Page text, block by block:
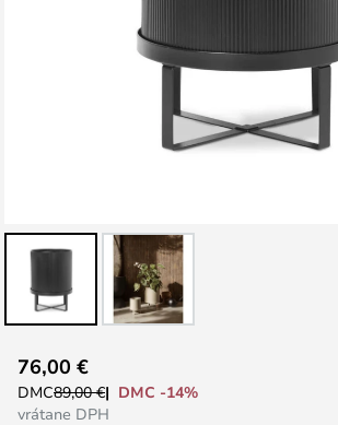
na
začiatok
76,00 €
DMC89,00 €
DMC -14%
vrátane DPH